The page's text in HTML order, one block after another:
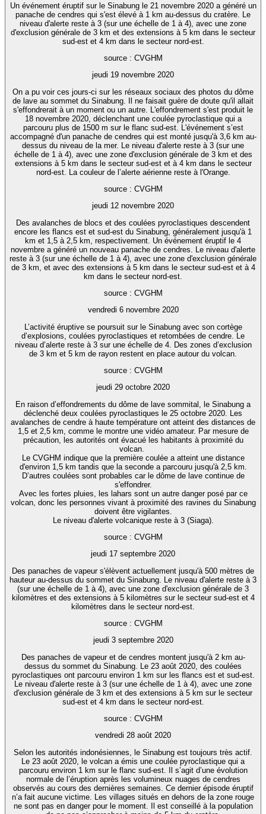
Un événement éruptif sur le Sinabung le 21 novembre 2020 a généré un
panache de cendres qui s'est élevé à 1 km au-dessus du cratère. Le
niveau d'alerte reste à 3 (sur une échelle de 1 à 4), avec une zone
d'exclusion générale de 3 km et des extensions à 5 km dans le secteur
sud-est et 4 km dans le secteur nord-est.
source : CVGHM
jeudi 19 novembre 2020
On a pu voir ces jours-ci sur les réseaux sociaux des photos du dôme
de lave au sommet du Sinabung. Il ne faisait guère de doute qu'il allait
s'effondrerait à un moment ou un autre. L'effondrement s'est produit le
18 novembre 2020, déclenchant une coulée pyroclastique qui a
parcouru plus de 1500 m sur le flanc sud-est. L'événement s’est
accompagné d'un panache de cendres qui est monté jusqu'à 3,6 km au-
dessus du niveau de la mer. Le niveau d'alerte reste à 3 (sur une
échelle de 1 à 4), avec une zone d'exclusion générale de 3 km et des
extensions à 5 km dans le secteur sud-est et à 4 km dans le secteur
nord-est. La couleur de l’alerte aérienne reste à l'Orange.
source : CVGHM
jeudi 12 novembre 2020
Des avalanches de blocs et des coulées pyroclastiques descendent
encore les flancs est et sud-est du Sinabung, généralement jusqu'à 1
km et 1,5 à 2,5 km, respectivement. Un événement éruptif le 4
novembre a généré un nouveau panache de cendres. Le niveau d'alerte
reste à 3 (sur une échelle de 1 à 4), avec une zone d'exclusion générale
de 3 km, et avec des extensions à 5 km dans le secteur sud-est et à 4
km dans le secteur nord-est.
source : CVGHM
vendredi 6 novembre 2020
L’activité éruptive se poursuit sur le Sinabung avec son cortège
d’explosions, coulées pyroclastiques et retombées de cendre. Le
niveau d’alerte reste à 3 sur une échelle de 4. Des zones d’exclusion
de 3 km et 5 km de rayon restent en place autour du volcan.
source : CVGHM
jeudi 29 octobre 2020
En raison d’effondrements du dôme de lave sommital, le Sinabung a
déclenché deux coulées pyroclastiques le 25 octobre 2020. Les
avalanches de cendre à haute température ont atteint des distances de
1,5 et 2,5 km, comme le montre une vidéo amateur. Par mesure de
précaution, les autorités ont évacué les habitants à proximité du
volcan.
Le CVGHM indique que la première coulée a atteint une distance
d'environ 1,5 km tandis que la seconde a parcouru jusqu'à 2,5 km.
D’autres coulées sont probables car le dôme de lave continue de
s'effondrer.
Avec les fortes pluies, les lahars sont un autre danger posé par ce
volcan, donc les personnes vivant à proximité des ravines du Sinabung
doivent être vigilantes.
Le niveau d'alerte volcanique reste à 3 (Siaga).
source : CVGHM
jeudi 17 septembre 2020
Des panaches de vapeur s'élèvent actuellement jusqu'à 500 mètres de
hauteur au-dessus du sommet du Sinabung. Le niveau d'alerte reste à 3
(sur une échelle de 1 à 4), avec une zone d'exclusion générale de 3
kilomètres et des extensions à 5 kilomètres sur le secteur sud-est et 4
kilomètres dans le secteur nord-est.
source : CVGHM
jeudi 3 septembre 2020
Des panaches de vapeur et de cendres montent jusqu'à 2 km au-
dessus du sommet du Sinabung. Le 23 août 2020, des coulées
pyroclastiques ont parcouru environ 1 km sur les flancs est et sud-est.
Le niveau d'alerte reste à 3 (sur une échelle de 1 à 4), avec une zone
d'exclusion générale de 3 km et des extensions à 5 km sur le secteur
sud-est et 4 km dans le secteur nord-est.
source : CVGHM
vendredi 28 août 2020
Selon les autorités indonésiennes, le Sinabung est toujours très actif.
Le 23 août 2020, le volcan a émis une coulée pyroclastique qui a
parcouru environ 1 km sur le flanc sud-est. Il s’agit d’une évolution
normale de l’éruption après les volumineux nuages de cendres
observés au cours des dernières semaines. Ce dernier épisode éruptif
n’a fait aucune victime. Les villages situés en dehors de la zone rouge
ne sont pas en danger pour le moment. Il est conseillé à la population